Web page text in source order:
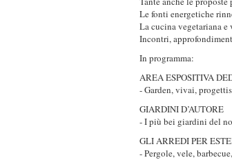
Le fonti energetiche
La cucina vegetariana e
Incontri,
In programma:
AREA ESPOSITIVA
- Garden, vivai,
GIARDINI D’AUTORE
- I più bei giardini del
GLI ARREDI PER
- Pergole, vele,